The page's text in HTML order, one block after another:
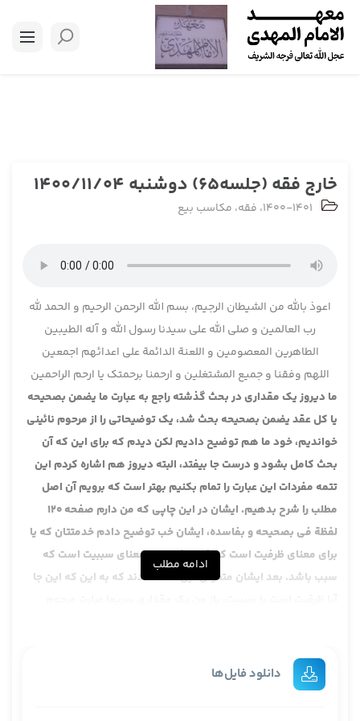
خارج فقه (جلسه65) دوشنبه 1400/11/04
1400-1401، فقه، مکاسب بیع
اعوذ بالله من الشیطان الرجیم، بسم الله الرحمن الرحیم و الحمد لله
رب العالمین و صلی الله علی سیدنا رسول الله و آله الطیبین
الطاهرین المعصومین و اللعنة الدائمة علی اعدائهم اجمعین
اللهم وفقنا و جمیع المشتغلین و ارحمنا برحمتک یا ارحم الراحمین
ما دیروز یک مقداری در بحث گذشته راجع به عبارت ما یضمن بصحیحه
یا کل عقد یضمن بصحیحه بحث شد، یک توضیحاتی را از مرحوم نائینی
خواندیم، خود ما هم توضیح دادیم لکن دیدم که برای این که آن
بحث کامل بشود و درست جا بیفتد، البته دیروز هم اشاره کردم این
تتمه مفردات این عبارت را تمام بکنیم بهتر است که برویم آن اصل
مطلب را شرح بدهیم. ایشان در این چاپی که من دارم صفحه 120
لفظة فی بصحیحه و بفاسده، ایشان خب توضیح دادم خدمتتان که یا
برای معنای ظرفیت است که فی باشد یا به معنای سببیت است که
سبب باشد. بعد ایشان متعرض این نکته شدند که به این که این جا
است. خب نمی شود انکار کرد یعنی آنی که برای باء در لغت عربی
هست.
ادامه مطلب
دانلود فایل‌ها